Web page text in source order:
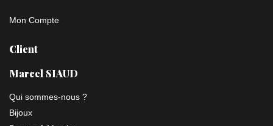
Mon Compte
Client
Marcel SIAUD
Qui sommes-nous ?
Bijoux